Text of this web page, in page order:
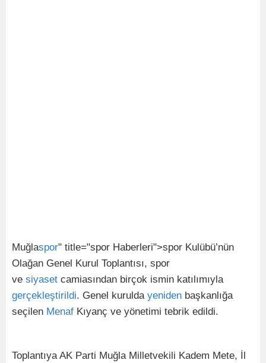
Muğlaspor" title="spor Haberleri">spor Kulübü’nün
Olağan Genel Kurul Toplantısı, spor
ve siyaset camiasından birçok ismin katılımıyla
gerçekleştirildi. Genel kurulda yeniden başkanlığa
seçilen Menaf Kıyanç ve yönetimi tebrik edildi.
Toplantıya AK Parti Muğla Milletvekili Kadem Mete, İl